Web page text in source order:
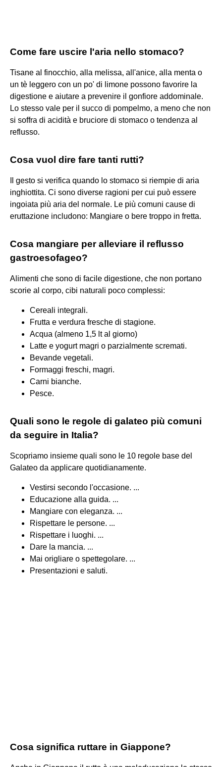
Come fare uscire l'aria nello stomaco?
Tisane al finocchio, alla melissa, all'anice, alla menta o
un tè leggero con un po' di limone possono favorire la
digestione e aiutare a prevenire il gonfiore addominale.
Lo stesso vale per il succo di pompelmo, a meno che non
si soffra di acidità e bruciore di stomaco o tendenza al
reflusso.
Cosa vuol dire fare tanti rutti?
Il gesto si verifica quando lo stomaco si riempie di aria
inghiottita. Ci sono diverse ragioni per cui può essere
ingoiata più aria del normale. Le più comuni cause di
eruttazione includono: Mangiare o bere troppo in fretta.
Cosa mangiare per alleviare il reflusso
gastroesofageo?
Alimenti che sono di facile digestione, che non portano
scorie al corpo, cibi naturali poco complessi:
Cereali integrali.
Frutta e verdura fresche di stagione.
Acqua (almeno 1,5 lt al giorno)
Latte e yogurt magri o parzialmente scremati.
Bevande vegetali.
Formaggi freschi, magri.
Carni bianche.
Pesce.
Quali sono le regole di galateo più comuni
da seguire in Italia?
Scopriamo insieme quali sono le 10 regole base del
Galateo da applicare quotidianamente.
Vestirsi secondo l'occasione. ...
Educazione alla guida. ...
Mangiare con eleganza. ...
Rispettare le persone. ...
Rispettare i luoghi. ...
Dare la mancia. ...
Mai origliare o spettegolare. ...
Presentazioni e saluti.
Cosa significa ruttare in Giappone?